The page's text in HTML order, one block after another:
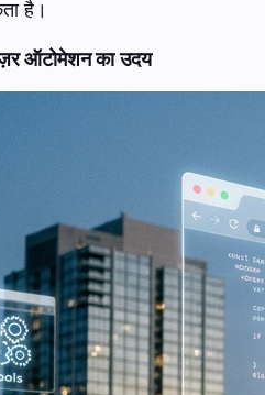
है।
ऑटोमेशन का उदय